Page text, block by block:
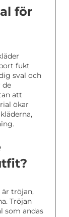
för
fukt
sval och
de
att
ökar
tröjan,
Tröjan
som andas